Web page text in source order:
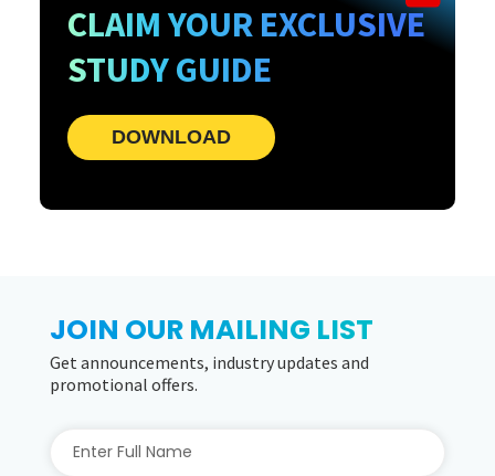
CLAIM YOUR EXCLUSIVE
STUDY GUIDE
DOWNLOAD
JOIN OUR MAILING LIST
Get announcements, industry updates and
promotional offers.